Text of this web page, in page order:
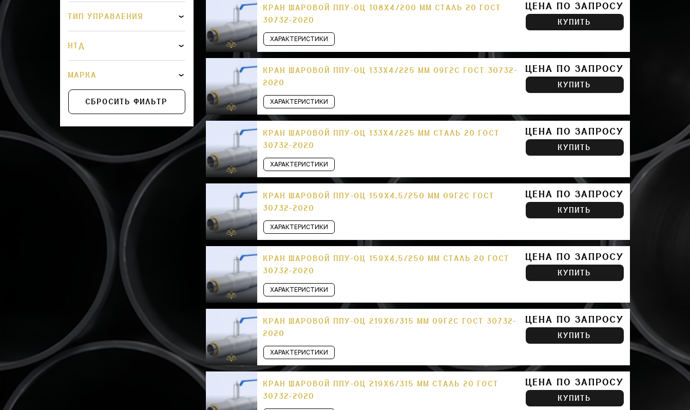
ТИП УПРАВЛЕНИЯ
НТД
МАРКА
СБРОСИТЬ ФИЛЬТР
КРАН ШАРОВОЙ ППУ-ОЦ 108Х4/200 ММ СТАЛЬ 20 ГОСТ
30732-2020
ХАРАКТЕРИСТИКИ
ЦЕНА ПО ЗАПРОСУ
КУПИТЬ
КРАН ШАРОВОЙ ППУ-ОЦ 133Х4/225 ММ 09Г2С ГОСТ 30732-
2020
ХАРАКТЕРИСТИКИ
ЦЕНА ПО ЗАПРОСУ
КУПИТЬ
КРАН ШАРОВОЙ ППУ-ОЦ 133Х4/225 ММ СТАЛЬ 20 ГОСТ
30732-2020
ХАРАКТЕРИСТИКИ
ЦЕНА ПО ЗАПРОСУ
КУПИТЬ
КРАН ШАРОВОЙ ППУ-ОЦ 159Х4,5/250 ММ 09Г2С ГОСТ
30732-2020
ХАРАКТЕРИСТИКИ
ЦЕНА ПО ЗАПРОСУ
КУПИТЬ
КРАН ШАРОВОЙ ППУ-ОЦ 159Х4,5/250 ММ СТАЛЬ 20 ГОСТ
30732-2020
ХАРАКТЕРИСТИКИ
ЦЕНА ПО ЗАПРОСУ
КУПИТЬ
КРАН ШАРОВОЙ ППУ-ОЦ 219Х6/315 ММ 09Г2С ГОСТ 30732-
2020
ХАРАКТЕРИСТИКИ
ЦЕНА ПО ЗАПРОСУ
КУПИТЬ
КРАН ШАРОВОЙ ППУ-ОЦ 219Х6/315 ММ СТАЛЬ 20 ГОСТ
30732-2020
ЦЕНА ПО ЗАПРОСУ
КУПИТЬ